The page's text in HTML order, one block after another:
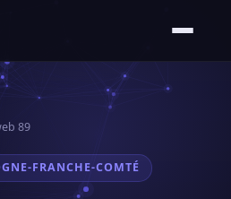
89
FRANCHE-COMTÉ